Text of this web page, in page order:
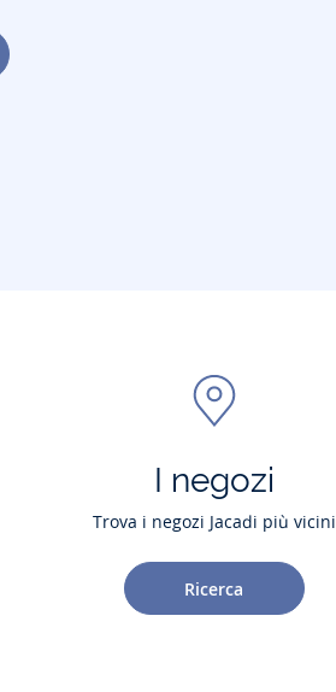
I negozi
Trova i negozi Jacadi più vicini
Ricerca